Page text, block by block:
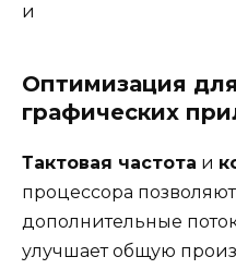
и
Оптимизация
графических
Тактовая частота и
процессора позволяют
дополнительные
улучшает общую